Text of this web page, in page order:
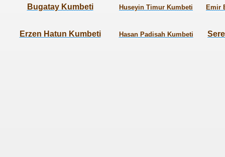
Bugatay Kumbeti Huseyin Timur Kumbeti Emir
Erzen Hatun Kumbeti Hasan Padisah Kumbeti